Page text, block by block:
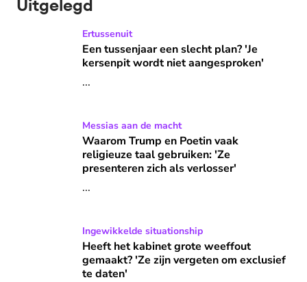
Uitgelegd
Een tussenjaar een slecht plan? 'Je kersenpit wordt niet
Ertussenuit
Een tussenjaar een slecht plan? 'Je
kersenpit wordt niet aangesproken'
...
Waarom Trump en Poetin vaak religieuze taal gebruiken:
Messias aan de macht
Waarom Trump en Poetin vaak
religieuze taal gebruiken: 'Ze
presenteren zich als verlosser'
...
Heeft het kabinet grote weeffout gemaakt? 'Ze zijn
Ingewikkelde situationship
Heeft het kabinet grote weeffout
gemaakt? 'Ze zijn vergeten om exclusief
te daten'